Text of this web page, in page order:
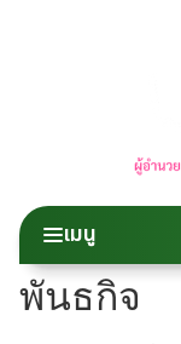
เมนู
พันธกิจ